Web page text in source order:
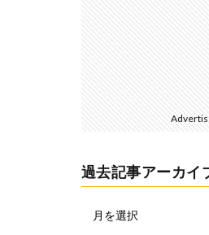
過去記事アーカイ